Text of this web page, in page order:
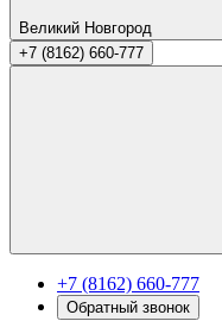
Великий Новгород
+7 (8162) 660-777
+7 (8162) 660-777
Обратный звонок